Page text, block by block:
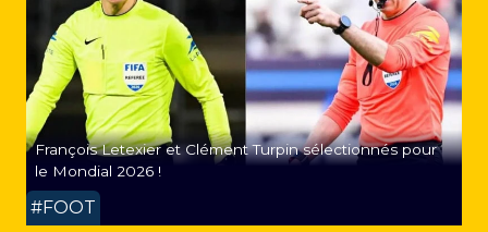
François Letexier et Clément Turpin sélectionnés pour
le Mondial 2026 !
#FOOT